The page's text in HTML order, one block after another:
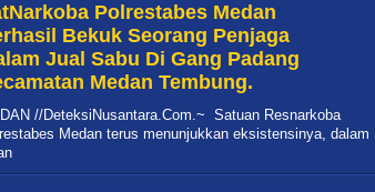
Polrestabes Medan
Bekuk Seorang Penjaga
Jual Sabu Di Gang Padang
Medan Tembung.
//DeteksiNusantara.Com.~ Satuan Resnarkoba
Medan terus menunjukkan eksistensinya, dalam